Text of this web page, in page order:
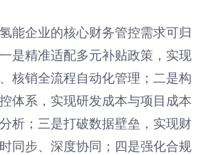
能企业的核心财务管控需求可归
是精准适配多元补贴政策，实现
核销全流程自动化管理；二是构
体系，实现研发成本与项目成本
析；三是打破数据壁垒，实现财
同步、深度协同；四是强化合规